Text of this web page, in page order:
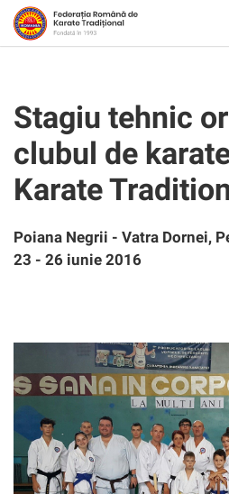
Stagiu tehnic
clubul de
Karate
Poiana Negrii - Vatra Dornei,
23 - 26 iunie 2016